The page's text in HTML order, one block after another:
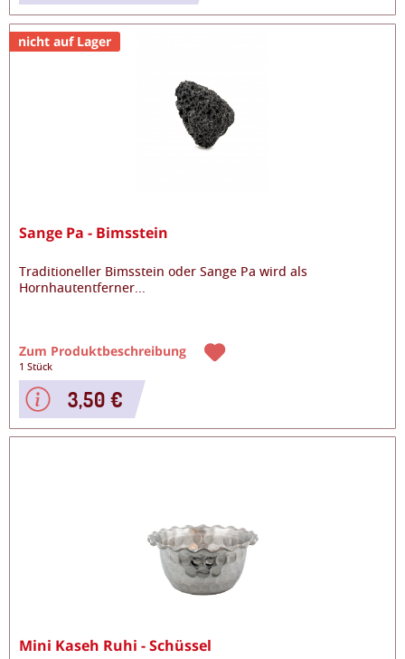
nicht auf Lager
Sange Pa - Bimsstein
Traditioneller Bimsstein oder Sange Pa wird als
Hornhautentferner...
Zum Produktbeschreibung
1 Stück
3,50 €
Mini Kaseh Ruhi - Schüssel